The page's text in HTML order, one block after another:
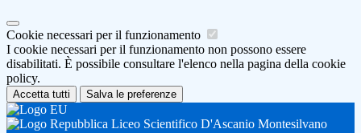
Cookie necessari per il funzionamento
I cookie necessari per il funzionamento non possono essere
disabilitati. È possibile consultare l'elenco nella pagina della cookie
policy.
Accetta tutti Salva le preferenze
Liceo Scientifico D'Ascanio Montesilvano